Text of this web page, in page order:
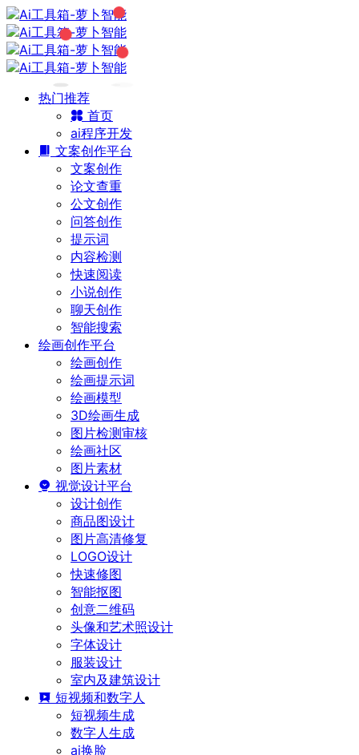
热门推荐
首页
ai程序开发
文案创作平台
文案创作
论文查重
公文创作
问答创作
提示词
内容检测
快速阅读
小说创作
聊天创作
智能搜索
绘画创作平台
绘画创作
绘画提示词
绘画模型
3D绘画生成
图片检测审核
绘画社区
图片素材
视觉设计平台
设计创作
商品图设计
图片高清修复
LOGO设计
快速修图
智能抠图
创意二维码
头像和艺术照设计
字体设计
服装设计
室内及建筑设计
短视频和数字人
短视频生成
数字人生成
ai换脸